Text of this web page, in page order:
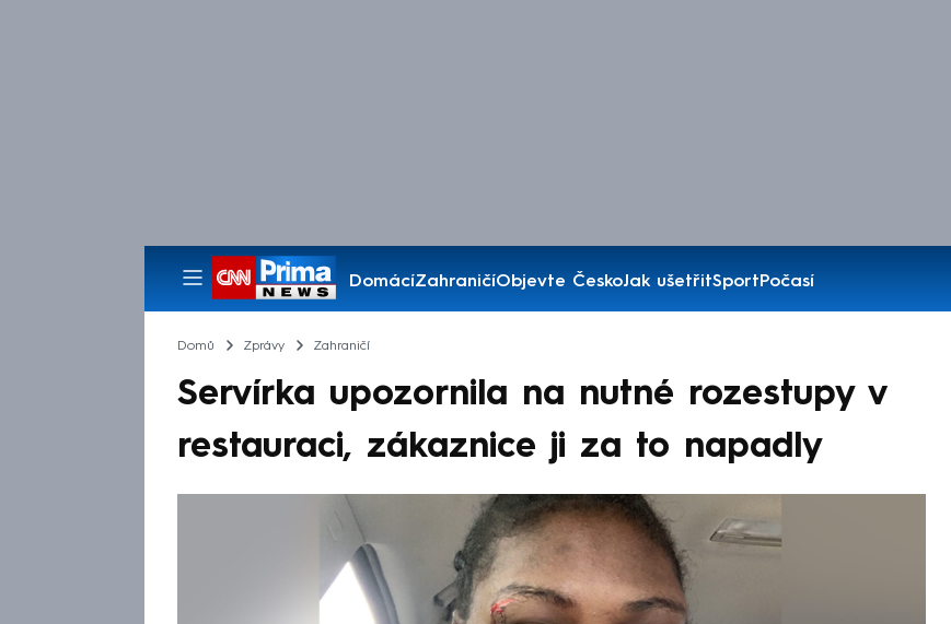
DomácíZahraničíObjevte ČeskoJak ušetřitSportPočasí
Pořady
Domů Zprávy Zahraničí
Servírka upozornila na nutné rozestupy v
restauraci, zákaznice ji za to napadly